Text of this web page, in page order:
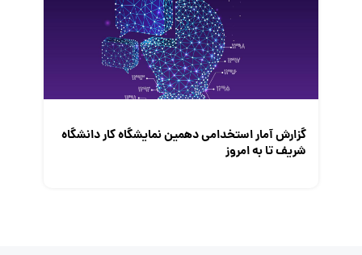
گزارش آمار استخدامی دهمین نمایشگاه کار دانشگاه
شریف تا به امروز